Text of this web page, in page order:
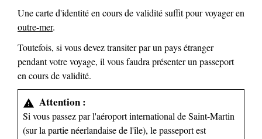
Une carte d'identité en cours de validité suffit pour voyager en
outre-mer.
Toutefois, si vous devez transiter par un pays étranger
pendant votre voyage, il vous faudra présenter un passeport
en cours de validité.
warning Attention :
Si vous passez par l'aéroport international de Saint-Martin
(sur la partie néerlandaise de l'île), le passeport est